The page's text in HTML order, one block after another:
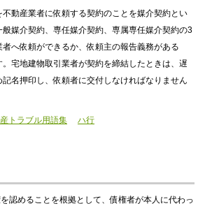
動産業者に依頼する契約のことを媒介契約とい
媒介契約、専任媒介契約、専属専任媒介契約の3
へ依頼ができるか、依頼主の報告義務がある
宅地建物取引業者が契約を締結したときは、遅
名押印し、依頼者に交付しなければなりません
トラブル用語集 ハ行
認めることを根拠として、債権者が本人に代わっ